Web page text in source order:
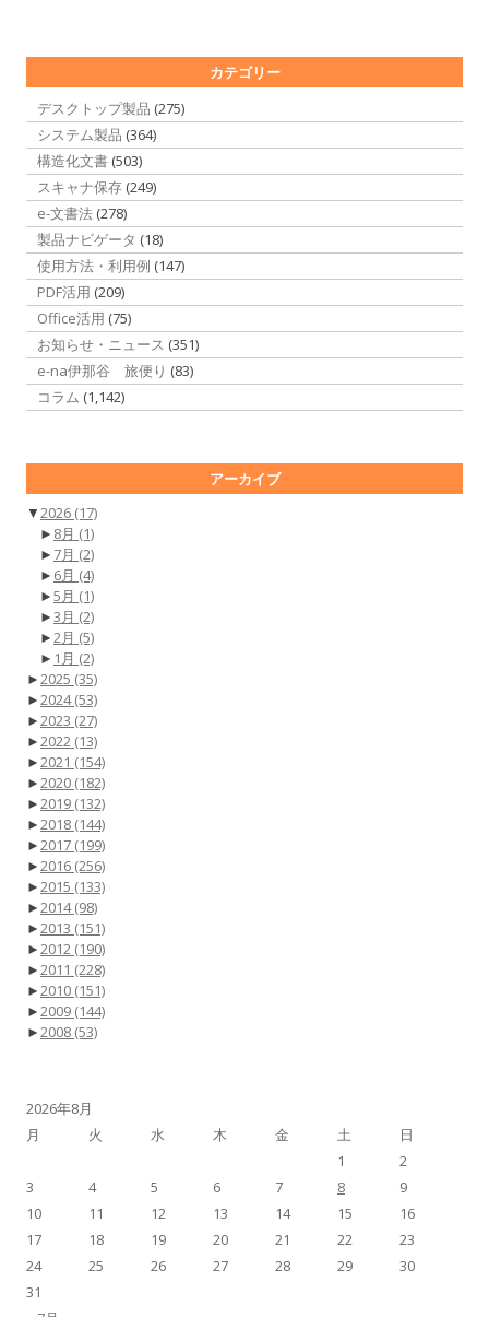
カテゴリー
デスクトップ製品 (275)
システム製品 (364)
構造化文書 (503)
スキャナ保存 (249)
e-文書法 (278)
製品ナビゲータ (18)
使用方法・利用例 (147)
PDF活用 (209)
Office活用 (75)
お知らせ・ニュース (351)
e-na伊那谷 旅便り (83)
コラム (1,142)
アーカイブ
▼2026 (17)
► 8月 (1)
► 7月 (2)
► 6月 (4)
►5月 (1)
►3月 (2)
►2月 (5)
► 1月 (2)
►2025 (35)
►2024(53)
►2023 (27)
►2022 (13)
►2021 (154)
►2020 (182)
►2019 (132)
►2018 (144)
►2017 (199)
►2016 (256)
►2015 (133)
►2014(98)
►2013 (151)
►2012 (190)
►2011 (228)
►2010 (151)
►2009 (144)
►2008 (53)
2026年8月
月
火 水 木 金 土 日
1
2
3
4 5 6 7 8
9
10
11 12 13 14 15
16
17
18 19 20 21 22
23
24
25 26 27 28 29
30
31